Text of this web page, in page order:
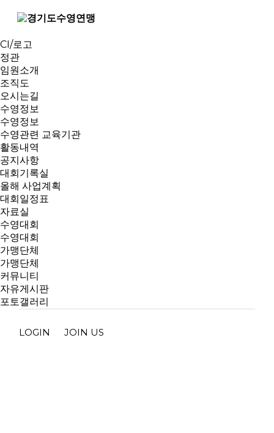
인사말
CI/로고
정관
임원소개
조직도
오시는길
수영정보
수영정보
수영관련 교육기관
활동내역
공지사항
대회기록실
올해 사업계획
대회일정표
자료실
수영대회
수영대회
가맹단체
가맹단체
커뮤니티
자유게시판
포토갤러리
LOGIN JOIN US